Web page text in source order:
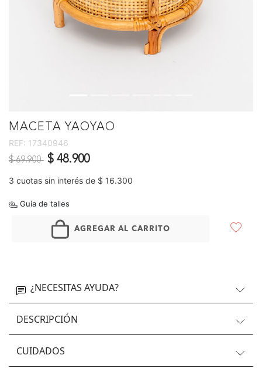
MACETA YAOYAO
REF: 17340946
Precio reducido de
$ 69.900 a$ 48.900
3 cuotas sin interés de $ 16.300
Guía de talles
AGREGAR AL CARRITO
¿NECESITAS AYUDA?
DESCRIPCIÓN
CUIDADOS